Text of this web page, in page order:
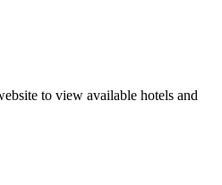
to view available hotels and